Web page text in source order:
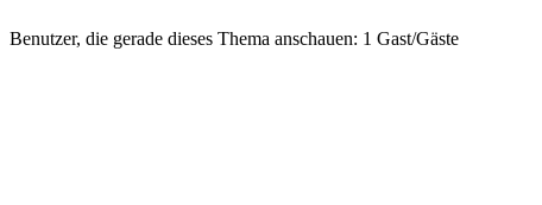
Benutzer, die gerade dieses Thema anschauen: 1 Gast/Gäste